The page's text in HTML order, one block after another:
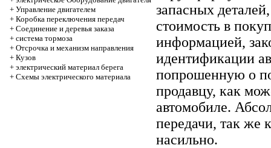
+ Управление двигателем
+ Коробка переключения передач
+ Соединение и деревья заказа
+ система тормоза
+ Отсрочка и механизм направления
+ Кузов
+ электрический материал берега
+ Схемы электрического материала
запасных
стоимость в
информацией,
идентификации
попрошенную о
продавцу, как
автомобиле.
передачи, так же
насильно.